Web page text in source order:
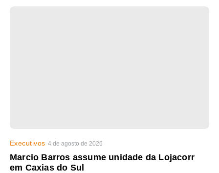
Executivos 4 de agosto de 2026
Marcio Barros assume unidade da Lojacorr
em Caxias do Sul